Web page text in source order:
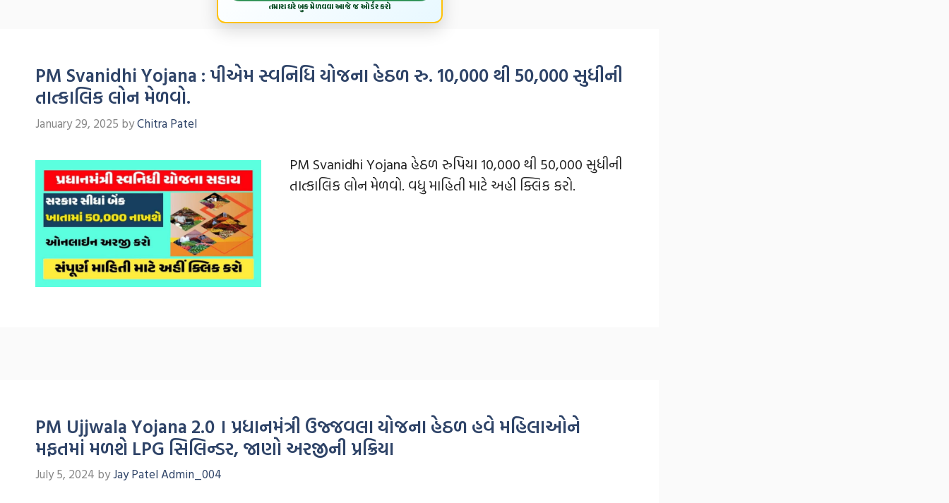
તમારા ઘરે બુક મેળવવા આજે જ ઓર્ડર કરો
PM Svanidhi Yojana : પીએમ સ્વનિધિ યોજના હેઠળ રુ. 10,000 થી 50,000 સુધીની
તાત્કાલિક લોન મેળવો.
January 29, 2025 byChitra Patel
PM Svanidhi Yojana હેઠળ રુપિયા 10,000 થી 50,000 સુધીની
તાત્કાલિક લોન મેળવો. વધુ માહિતી માટે અહી ક્લિક કરો.
PM Ujjwala Yojana 2.0 । પ્રધાનમંત્રી ઉજ્જવલા યોજના હેઠળ હવે મહિલાઓને
મફતમાં મળશે LPG સિલિન્ડર, જાણો અરજીની પ્રક્રિયા
July 5, 2024 byJay Patel Admin_004